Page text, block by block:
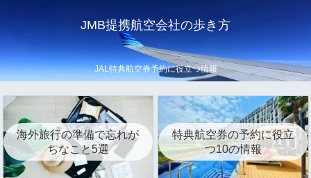
JMB提携航空会社の歩き方
JAL特典航空券予約に役立つ情報
海外旅行の準備で忘れが
ちなこと5選
特典航空券の予約に役立
つ10の情報